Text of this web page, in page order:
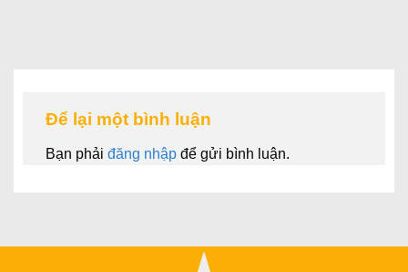
Để lại một bình luận
Bạn phải đăng nhập để gửi bình luận.